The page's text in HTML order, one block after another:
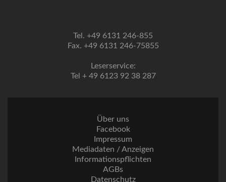
Tel. +49 6131 246-855
Fax. +49 6131 246-75855
Leserservice:
Tel + 49 6123 92 38 287
Über uns
Facebook
Impressum
Mediadaten / Anzeigen
Informationspflichten
AGBs
Datenschutz